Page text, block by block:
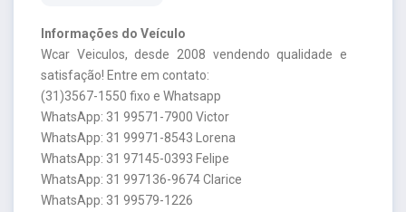
Informações do Veículo
Wcar Veiculos, desde 2008 vendendo qualidade e
satisfação! Entre em contato:
(31)3567-1550 fixo e Whatsapp
WhatsApp: 31 99571-7900 Victor
WhatsApp: 31 99971-8543 Lorena
WhatsApp: 31 97145-0393 Felipe
WhatsApp: 31 997136-9674 Clarice
WhatsApp: 31 99579-1226